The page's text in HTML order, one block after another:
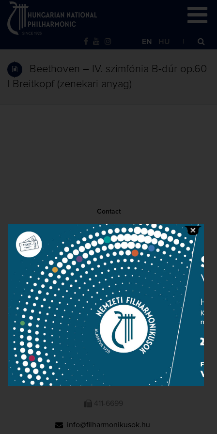
EN HU
Beethoven – IV. szimfónia B-dúr op.60
| Breitkopf (zenekari anyag)
Contact
Public information
Press room
Terms and privacy
Imprint
NATIONAL PHILHARMONIC
1095 Budapest, Komor Marcell u. 1. (Müpa)
411-6600
411-6699
info@filharmonikusok.hu